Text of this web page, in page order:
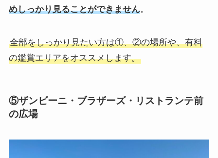
めしっかり見ることができません。
全部をしっかり見たい方は①、②の場所や、有料
の鑑賞エリアをオススメします。
⑤ザンビーニ・ブラザーズ・リストランテ前
の広場